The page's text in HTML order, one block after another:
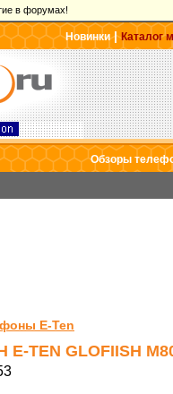
в форумах!
Новинки|Каталог
Обзоры
E-Ten
TEN GLOFIISH